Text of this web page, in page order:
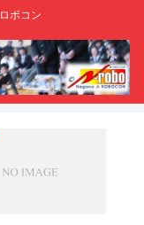
ボコン